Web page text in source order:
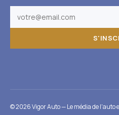
© 2026 Vigor Auto — Le média de l'auto